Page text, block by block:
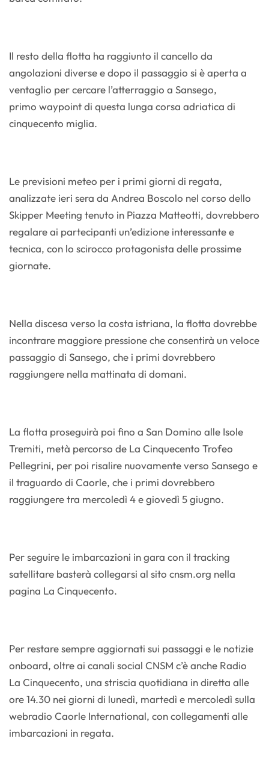
Il resto della flotta ha raggiunto il cancello da
angolazioni diverse e dopo il passaggio si è aperta a
ventaglio per cercare l’atterraggio a Sansego,
primo waypoint di questa lunga corsa adriatica di
cinquecento miglia.
Le previsioni meteo per i primi giorni di regata,
analizzate ieri sera da Andrea Boscolo nel corso dello
Skipper Meeting tenuto in Piazza Matteotti, dovrebbero
regalare ai partecipanti un’edizione interessante e
tecnica, con lo scirocco protagonista delle prossime
giornate.
Nella discesa verso la costa istriana, la flotta dovrebbe
incontrare maggiore pressione che consentirà un veloce
passaggio di Sansego, che i primi dovrebbero
raggiungere nella mattinata di domani.
La flotta proseguirà poi fino a San Domino alle Isole
Tremiti, metà percorso de La Cinquecento Trofeo
Pellegrini, per poi risalire nuovamente verso Sansego e
il traguardo di Caorle, che i primi dovrebbero
raggiungere tra mercoledì 4 e giovedì 5 giugno.
Per seguire le imbarcazioni in gara con il tracking
satellitare basterà collegarsi al sito cnsm.org nella
pagina La Cinquecento.
Per restare sempre aggiornati sui passaggi e le notizie
onboard, oltre ai canali social CNSM c’è anche Radio
La Cinquecento, una striscia quotidiana in diretta alle
ore 14.30 nei giorni di lunedì, martedì e mercoledì sulla
webradio Caorle International, con collegamenti alle
imbarcazioni in regata.